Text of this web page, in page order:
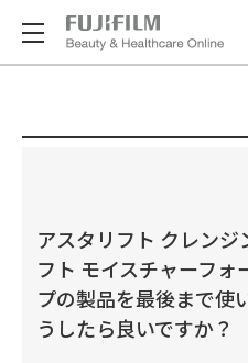
アスタリフト クレン
フト モイスチャーフォ
プの製品を最後まで使
うしたら良いですか？